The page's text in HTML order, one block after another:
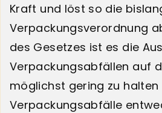
Kraft und löst so die
Verpackungsverordnung
des Gesetzes ist es die
Verpackungsabfällen auf
möglichst gering zu
Verpackungsabfälle